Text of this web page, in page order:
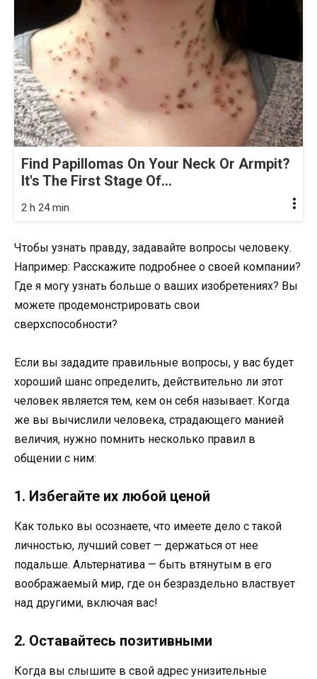
Find Papillomas On Your Neck Or Armpit?
It's The First Stage Of...
2 h 24 min
Чтобы узнать правду, задавайте вопросы человеку.
Например: Расскажите подробнее о своей компании?
Где я могу узнать больше о ваших изобретениях? Вы
можете продемонстрировать свои
сверхспособности?
Если вы зададите правильные вопросы, у вас будет
хороший шанс определить, действительно ли этот
человек является тем, кем он себя называет. Когда
же вы вычислили человека, страдающего манией
величия, нужно помнить несколько правил в
общении с ним:
1. Избегайте их любой ценой
Как только вы осознаете, что имеете дело с такой
личностью, лучший совет — держаться от нее
подальше. Альтернатива — быть втянутым в его
воображаемый мир, где он безраздельно властвует
над другими, включая вас!
2. Оставайтесь позитивными
Когда вы слышите в свой адрес унизительные